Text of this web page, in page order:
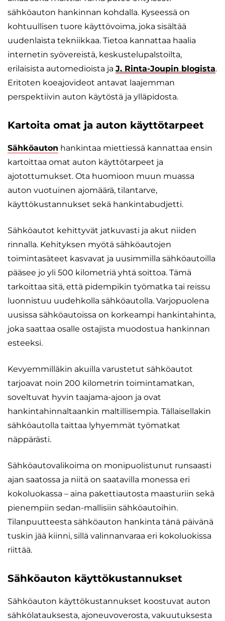
sähköauton hankinnan kohdalla. Kyseessä on
kohtuullisen tuore käyttövoima, joka sisältää
uudenlaista tekniikkaa. Tietoa kannattaa haalia
internetin syövereistä, keskustelupalstoilta,
erilaisista automedioista ja J. Rinta-Joupin blogista.
Eritoten koeajovideot antavat laajemman
perspektiivin auton käytöstä ja ylläpidosta.
Kartoita omat ja auton käyttötarpeet
Sähköauton hankintaa miettiessä kannattaa ensin
kartoittaa omat auton käyttötarpeet ja
ajotottumukset. Ota huomioon muun muassa
auton vuotuinen ajomäärä, tilantarve,
käyttökustannukset sekä hankintabudjetti.
Sähköautot kehittyvät jatkuvasti ja akut niiden
rinnalla. Kehityksen myötä sähköautojen
toimintasäteet kasvavat ja uusimmilla sähköautoilla
pääsee jo yli 500 kilometriä yhtä soittoa. Tämä
tarkoittaa sitä, että pidempikin työmatka tai reissu
luonnistuu uudehkolla sähköautolla. Varjopuolena
uusissa sähköautoissa on korkeampi hankintahinta,
joka saattaa osalle ostajista muodostua hankinnan
esteeksi.
Kevyemmilläkin akuilla varustetut sähköautot
tarjoavat noin 200 kilometrin toimintamatkan,
soveltuvat hyvin taajama-ajoon ja ovat
hankintahinnaltaankin maltillisempia. Tällaisellakin
sähköautolla taittaa lyhyemmät työmatkat
näppärästi.
Sähköautovalikoima on monipuolistunut runsaasti
ajan saatossa ja niitä on saatavilla monessa eri
kokoluokassa – aina pakettiautosta maasturiin sekä
pienempiin sedan-mallisiin sähköautoihin.
Tilanpuutteesta sähköauton hankinta tänä päivänä
tuskin jää kiinni, sillä valinnanvaraa eri kokoluokissa
riittää.
Sähköauton käyttökustannukset
Sähköauton käyttökustannukset koostuvat auton
sähkölatauksesta, ajoneuvoverosta, vakuutuksesta